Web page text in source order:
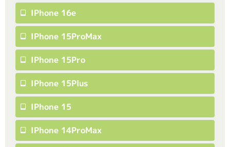
IPhone 16e
IPhone 15ProMax
IPhone 15Pro
IPhone 15Plus
IPhone 15
IPhone 14ProMax